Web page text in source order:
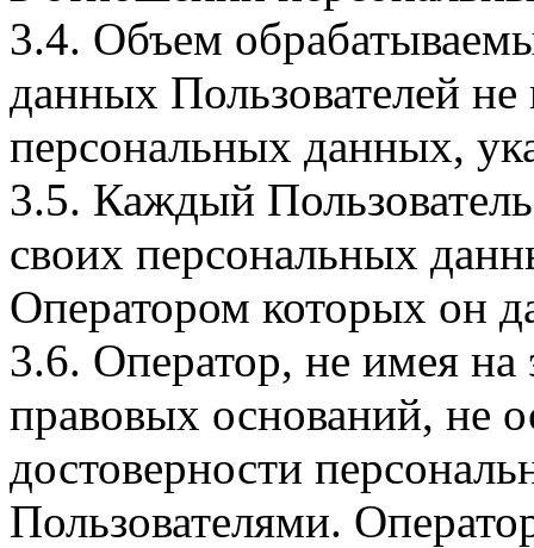
3.4. Объем
данных Пользователей
персональных данных,
3.5. Каждый
своих персональных
Оператором которых он
3.6. Оператор, не имея
правовых оснований, не
достоверности
Пользователями.